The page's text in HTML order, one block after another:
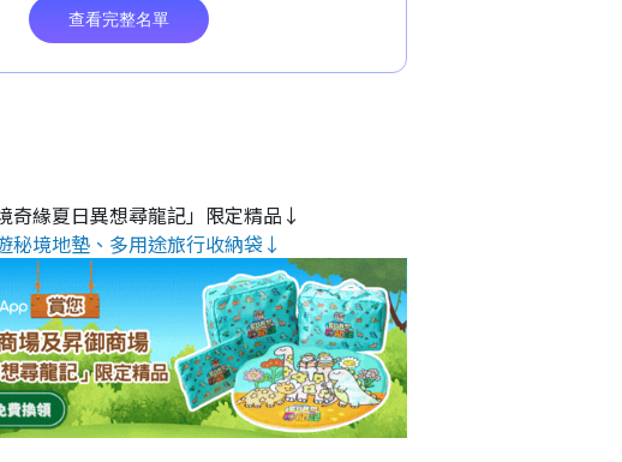
奇緣夏日異想尋龍記」限定精品↓
秘境地墊、多用途旅行收納袋↓